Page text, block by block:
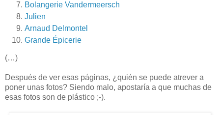
Bolangerie Vandermeersch
Julien
Arnaud Delmontel
Grande Épicerie
(…)
Después de ver esas páginas, ¿quién se puede atrever a
poner unas fotos? Siendo malo, apostaría a que muchas de
esas fotos son de plástico ;-).